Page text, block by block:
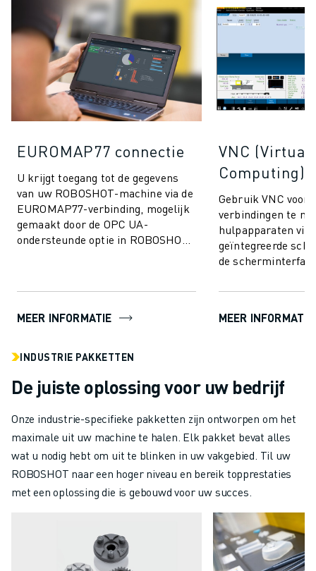
EUROMAP77 connectie
U krijgt toegang tot de gegevens
van uw ROBOSHOT-machine via de
EUROMAP77-verbinding, mogelijk
gemaakt door de OPC UA-
ondersteunde optie in ROBOSHOT-
MEER INFORMATIE
VNC
Computing)
Gebruik VNC voor
verbindingen te
hulpapparaten via
geïntegreerde
de
MEER INFORMATIE
INDUSTRIE PAKKETTEN
De juiste oplossing voor uw bedrijf
Onze industrie-specifieke pakketten zijn ontworpen om het
maximale uit uw machine te halen. Elk pakket bevat alles
wat u nodig hebt om uit te blinken in uw vakgebied. Til uw
ROBOSHOT naar een hoger niveau en bereik topprestaties
met een oplossing die is gebouwd voor uw succes.